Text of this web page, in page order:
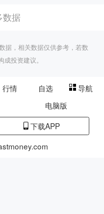
数据
据，相关数据仅供参考，若数
投资建议。
行情 自选
导航
电脑版
下载APP